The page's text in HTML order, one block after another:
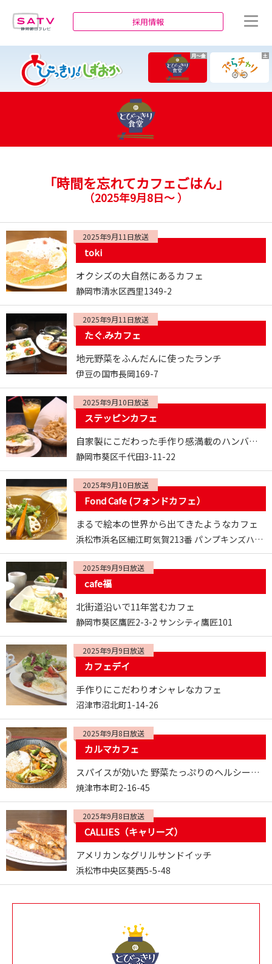
採用情報
月～金 土
「時間を忘れてカフェごはん」
（2025年9月8日～）
2025年9月11日放送
toki
オクシズの大自然にあるカフェ
静岡市清水区西里1349-2
2025年9月11日放送
たぐ.みカフェ
地元野菜をふんだんに使ったランチ
伊豆の国市長岡169-7
2025年9月10日放送
ステッピンカフェ
自家製にこだわった手作り感満載のハンバーガー
静岡市葵区千代田3-11-22
2025年9月10日放送
Fond Cafe (フォンドカフェ）
まるで絵本の世界から出てきたようなカフェ
浜松市浜名区細江町気賀213番 パンプキンズハウス １F
2025年9月9日放送
cafe福
北街道沿いで11年営むカフェ
静岡市葵区鷹匠2-3-2 サンシティ鷹匠101
2025年9月9日放送
カフェデイ
手作りにこだわりオシャレなカフェ
沼津市沼北町1-14-26
2025年9月8日放送
カルマカフェ
スパイスが効いた 野菜たっぷりのヘルシーカレー
焼津市本町2-16-45
2025年9月8日放送
CALLIES（キャリーズ）
アメリカンなグリルサンドイッチ
浜松市中央区葵西5-5-48